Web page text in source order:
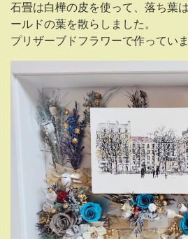
石畳は白樺の皮を使って、落ち葉
ールドの葉を散らしました。
プリザーブドフラワーで作っていま